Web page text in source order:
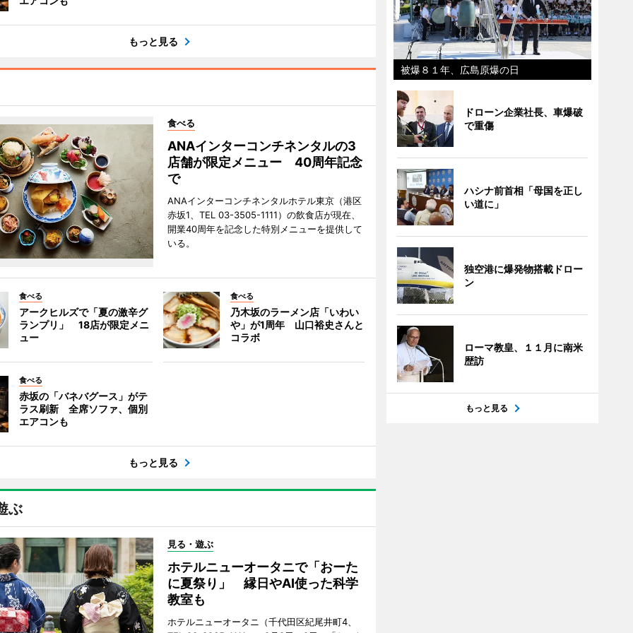
もっと見る
食べる
ANAインターコンチネンタルの3
店舗が限定メニュー 40周年記念
で
ANAインターコンチネンタルホテル東京（港区
赤坂1、TEL 03-3505-1111）の飲食店が現在、
開業40周年を記念した特別メニューを提供して
いる。
食べる
アークヒルズで「夏の激辛グ
ランプリ」 18店が限定メニ
ュー
食べる
乃木坂のラーメン店「いわい
や」が1周年 山口裕史さんと
コラボ
食べる
赤坂の「バネバグース」がテ
ラス刷新 全席ソファ、個別
エアコンも
もっと見る
ぶ
見る・遊ぶ
ホテルニューオータニで「おーた
に夏祭り」 縁日やAI使った科学
教室も
ホテルニューオータニ（千代田区紀尾井町4、
被爆８１年、広島原爆の日
ドローン企業社長、車爆破
で重傷
ハシナ前首相「母国を正し
い道に」
独空港に爆発物搭載ドロー
ン
ローマ教皇、１１月に南米
歴訪
もっと見る